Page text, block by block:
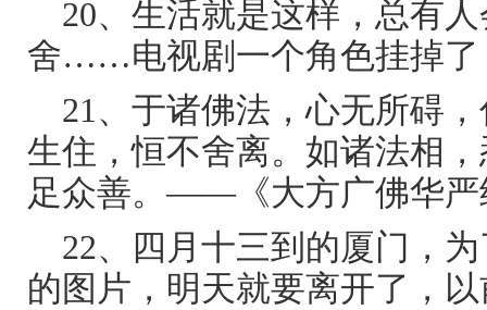
20、生活就是这样，总有
舍……电视剧一个角色挂掉了
21、于诸佛法，心无所碍
生住，恒不舍离。如诸法相
足众善。——《大方广佛华严
22、四月十三到的厦门，
的图片，明天就要离开了，